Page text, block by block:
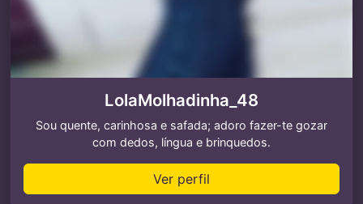
LolaMolhadinha_48
Sou quente, carinhosa e safada; adoro fazer-te gozar
com dedos, língua e brinquedos.
Ver perfil